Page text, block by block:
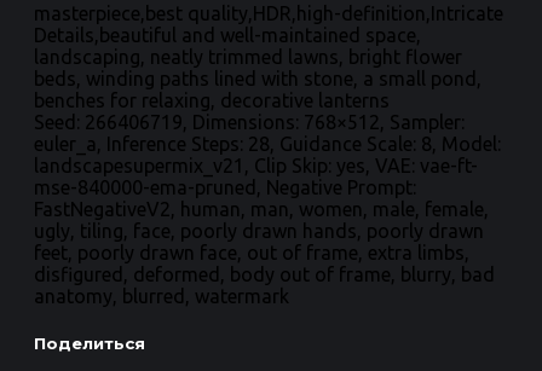
masterpiece,best quality,HDR,high-definition,Intricate
Details,beautiful and well-maintained space,
landscaping, neatly trimmed lawns, bright flower
beds, winding paths lined with stone, a small pond,
benches for relaxing, decorative lanterns
Seed: 266406719, Dimensions: 768×512, Sampler:
euler_a, Inference Steps: 28, Guidance Scale: 8, Model:
landscapesupermix_v21, Clip Skip: yes, VAE: vae-ft-
mse-840000-ema-pruned, Negative Prompt:
FastNegativeV2, human, man, women, male, female,
ugly, tiling, face, poorly drawn hands, poorly drawn
feet, poorly drawn face, out of frame, extra limbs,
disfigured, deformed, body out of frame, blurry, bad
anatomy, blurred, watermark
Поделиться